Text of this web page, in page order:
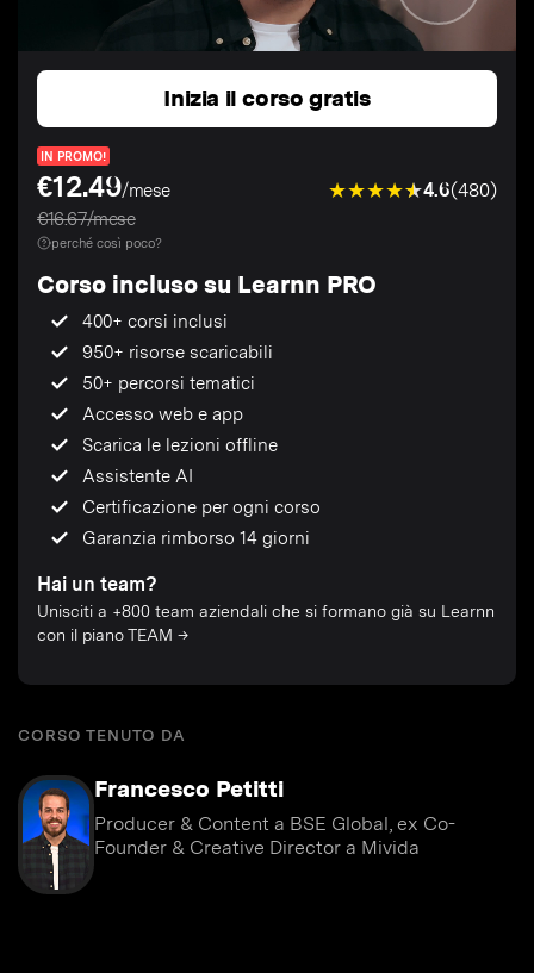
Inizia il corso gratis
IN PROMO!
€12.49/mese
€16.67/mese
4.6(480)
perché così poco?
Corso incluso su Learnn PRO
400+ corsi inclusi
950+ risorse scaricabili
50+ percorsi tematici
Accesso web e app
Scarica le lezioni offline
Assistente AI
Certificazione per ogni corso
Garanzia rimborso 14 giorni
Hai un team?
Unisciti a +800 team aziendali che si formano già su Learnn
con il piano TEAM →
CORSO TENUTO DA
Francesco Petitti
Producer & Content a BSE Global, ex Co-
Founder & Creative Director a Mivida